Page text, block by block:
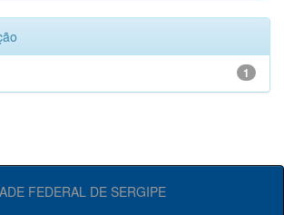
1
FEDERAL DE SERGIPE